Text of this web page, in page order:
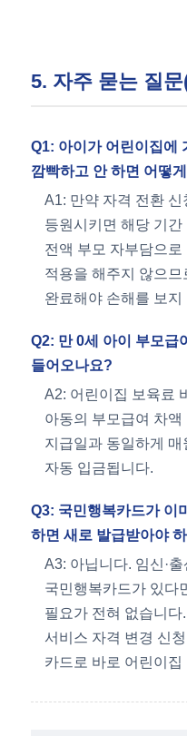
5. 자주 묻는 질문
Q1: 아이가 어린이집에
깜빡하고 안 하면 어떻
A1: 만약 자격 전환 신
등원시키면 해당 기
전액 부모 자부담으
적용을 해주지 않으
완료해야 손해를 보지
Q2: 만 0세 아이 부모급
들어오나요?
A2: 어린이집 보육료
아동의 부모급여 차액
지급일과 동일하게
자동 입금됩니다.
Q3: 국민행복카드가 이
하면 새로 발급받아야
A3: 아닙니다. 임신·
국민행복카드가 있다
필요가 전혀 없습니
서비스 자격 변경 신
카드로 바로 어린이